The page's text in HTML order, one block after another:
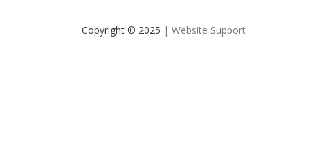
Copyright © 2025 | Website Support